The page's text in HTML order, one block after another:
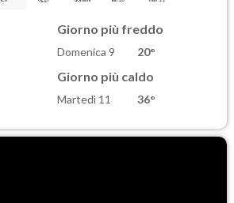
Giorno più freddo
Domenica 9 20°
Giorno più caldo
Martedì 11 36°